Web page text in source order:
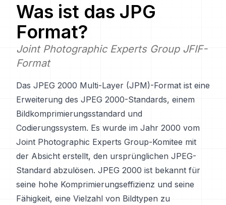
Was ist das JPG
Format?
Joint Photographic Experts Group JFIF-
Format
Das JPEG 2000 Multi-Layer (JPM)-Format ist eine
Erweiterung des JPEG 2000-Standards, einem
Bildkomprimierungsstandard und
Codierungssystem. Es wurde im Jahr 2000 vom
Joint Photographic Experts Group-Komitee mit
der Absicht erstellt, den ursprünglichen JPEG-
Standard abzulösen. JPEG 2000 ist bekannt für
seine hohe Komprimierungseffizienz und seine
Fähigkeit, eine Vielzahl von Bildtypen zu